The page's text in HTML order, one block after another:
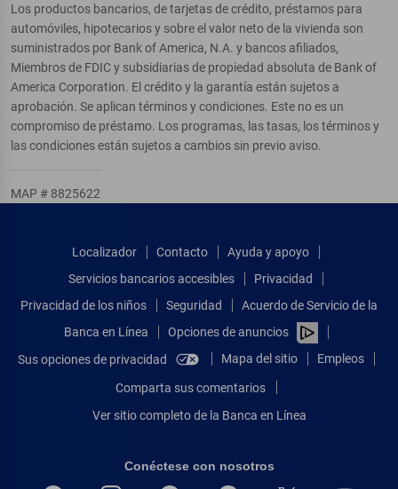
Los productos bancarios, de tarjetas de crédito, préstamos para
automóviles, hipotecarios y sobre el valor neto de la vivienda son
suministrados por Bank of America, N.A. y bancos afiliados,
Miembros de FDIC y subsidiarias de propiedad absoluta de Bank of
America Corporation. El crédito y la garantía están sujetos a
aprobación. Se aplican términos y condiciones. Este no es un
compromiso de préstamo. Los programas, las tasas, los términos y
las condiciones están sujetos a cambios sin previo aviso.
MAP # 8825622
Localizador Contacto
Ayuda y apoyo
Servicios bancarios accesibles
Privacidad
Privacidad de los niños
Seguridad
Acuerdo de Servicio de la
Banca en Línea
Opciones de anuncios
Sus opciones de privacidad
Mapa del sitio Empleos
Comparta sus comentarios
Ver sitio completo de la Banca en Línea
Conéctese con nosotros